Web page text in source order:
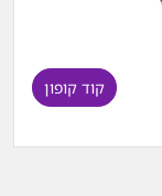
קוד קופון